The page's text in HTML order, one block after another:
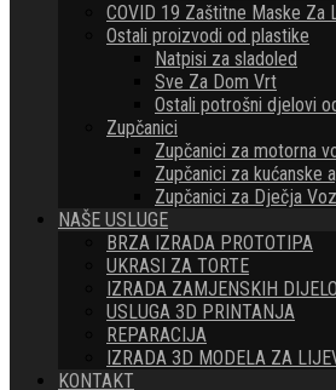
COVID 19 Zaštitne Maske Za
Ostali proizvodi od plastike
Natpisi za sladoled
Sve Za Dom Vrt
Ostali potrošni djelovi
Zupčanici
Zupčanici za motorna
Zupčanici za kućanske
Zupčanici za Dječja
NAŠE USLUGE
BRZA IZRADA PROTOTIPA
UKRASI ZA TORTE
IZRADA ZAMJENSKIH
USLUGA 3D PRINTANJA
REPARACIJA
IZRADA 3D MODELA ZA
KONTAKT